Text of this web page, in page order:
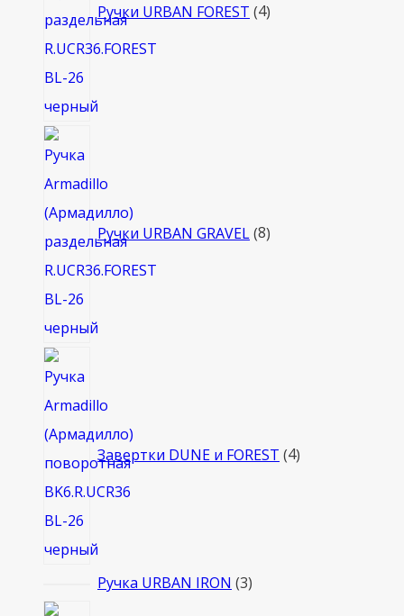
Ручки URBAN FOREST 4
Ручки URBAN GRAVEL 8
Завертки DUNE и FOREST 4
Ручка URBAN IRON 33